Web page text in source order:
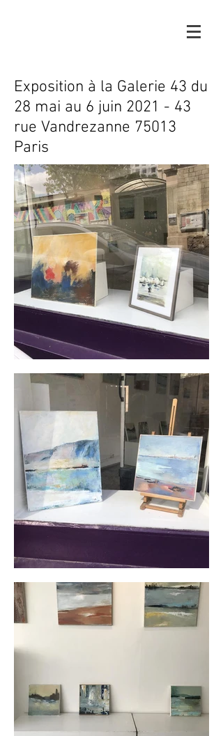
Exposition à la Galerie 43 du
28 mai au 6 juin 2021 - 43
rue Vandrezanne 75013
Paris